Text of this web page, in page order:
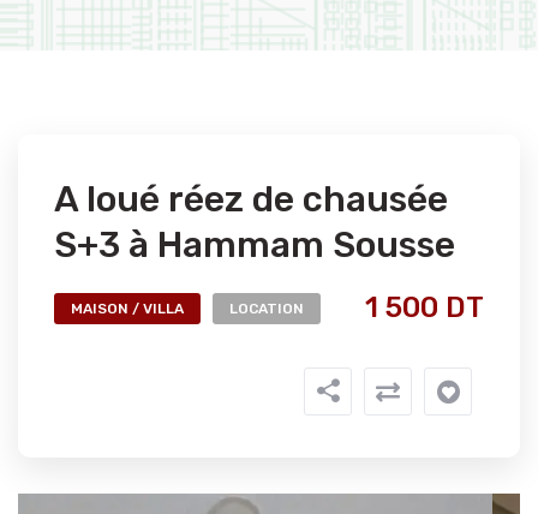
A loué réez de chausée
S+3 à Hammam Sousse
MAISON / VILLA LOCATION 1 500 DT